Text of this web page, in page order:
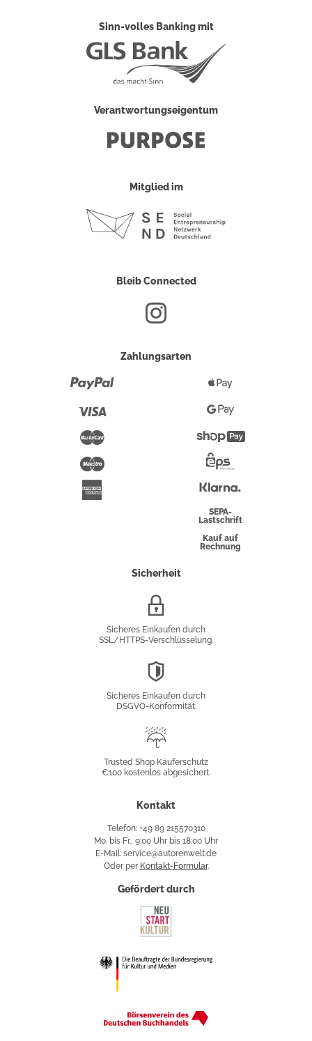
Sinn-volles Banking mit
Verantwortungseigentum
Mitglied im
Bleib Connected
Zahlungsarten
Maestro
Pay
Google
Pay
Überweisung
SEPA-
Lastschrift
Kauf auf
Rechnung
Sicherheit
Sicheres Einkaufen durch
SSL/HTTPS-Verschlüsselung.
Sicheres Einkaufen durch
DSGVO-Konformität.
Käuferschutz
Trusted Shop Käuferschutz
€100 kostenlos abgesichert.
Kontakt
Telefon: +49 89 215570310
Mo. bis Fr., 9:00 Uhr bis 18:00 Uhr
E-Mail: service@autorenwelt.de
Oder per Kontakt-Formular.
Gefördert durch